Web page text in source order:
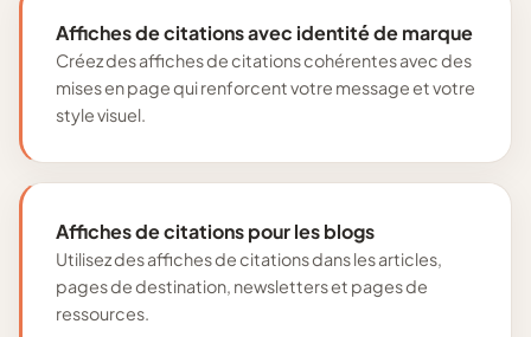
Affiches de citations avec identité de marque
Créez des affiches de citations cohérentes avec des
mises en page qui renforcent votre message et votre
style visuel.
Affiches de citations pour les blogs
Utilisez des affiches de citations dans les articles,
pages de destination, newsletters et pages de
ressources.